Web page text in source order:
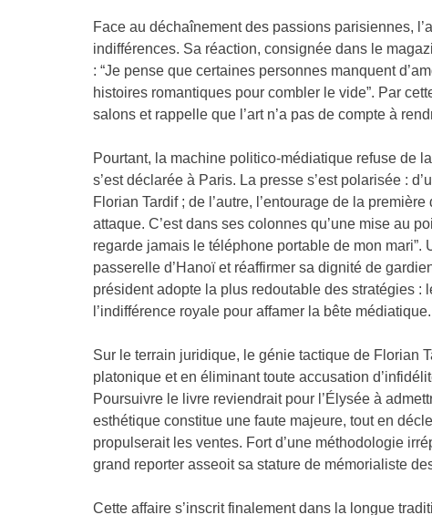
Face au déchaînement des passions parisiennes,
indifférences. Sa réaction, consignée dans le
: “Je pense que certaines personnes manquent
histoires romantiques pour combler le vide”. Par
salons et rappelle que l’art n’a pas de compte à
Pourtant, la machine politico-médiatique refuse de
s’est déclarée à Paris. La presse s’est polarisée :
Florian Tardif ; de l’autre, l’entourage de la
attaque. C’est dans ses colonnes qu’une mise au
regarde jamais le téléphone portable de mon
passerelle d’Hanoï et réaffirmer sa dignité de
président adopte la plus redoutable des stratégies
l’indifférence royale pour affamer la bête médiatique.
Sur le terrain juridique, le génie tactique de Florian
platonique et en éliminant toute accusation
Poursuivre le livre reviendrait pour l’Élysée à
esthétique constitue une faute majeure, tout en
propulserait les ventes. Fort d’une méthodologie
grand reporter asseoit sa stature de mémorialiste
Cette affaire s’inscrit finalement dans la longue